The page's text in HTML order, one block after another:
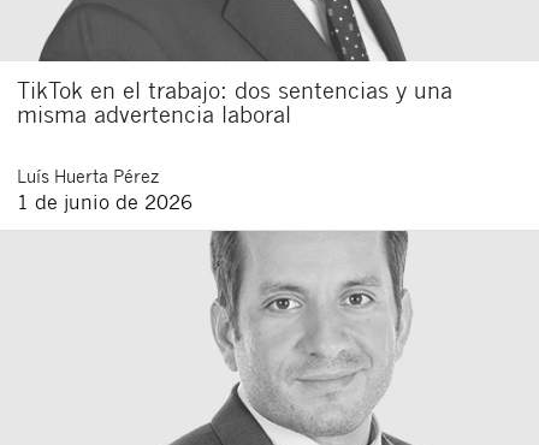
TikTok en el trabajo: dos sentencias y una
misma advertencia laboral
Luís Huerta Pérez
1 de junio de 2026